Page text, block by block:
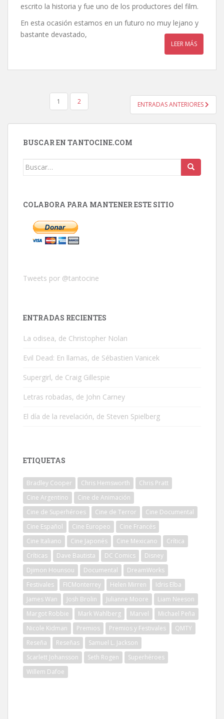
escrito la historia y fue uno de los productores del film.
En esta ocasión estamos en un futuro no muy lejano y
bastante devastado,
LEER MÁS
PAGINACIÓN
ENTRADAS
1 2 ENTRADAS ANTERIORES
BUSCAR EN TANTOCINE.COM
Buscar:
COLABORA PARA MANTENER ESTE SITIO
Tweets por @tantocine
ENTRADAS RECIENTES
La odisea, de Christopher Nolan
Evil Dead: En llamas, de Sébastien Vanicek
Supergirl, de Craig Gillespie
Letras robadas, de John Carney
El día de la revelación, de Steven Spielberg
ETIQUETAS
Bradley Cooper Chris Hemsworth
Chris Pratt
Cine Argentino
Cine de Animación
Cine de Superhéroes
Cine de Terror
Cine Documental
Cine Español
Cine Europeo
Cine Francés
Cine Italiano
Cine Japonés Cine Mexicano
Crítica
Críticas
Dave Bautista DC Comics
Disney
Djimon Hounsou
Documental
DreamWorks
Festivales
FICMonterrey Helen Mirren
Idris Elba
James Wan
Josh Brolin Julianne Moore
Liam Neeson
Margot Robbie
Mark Wahlberg Marvel
Michael Peña
Nicole Kidman
Premios Premios y Festivales
QMTY
Reseña
Reseñas
Samuel L. Jackson
Scarlett Johansson
Seth Rogen
Superhéroes
Willem Dafoe